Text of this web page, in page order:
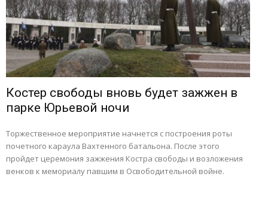
Костер свободы вновь будет зажжен в
парке Юрьевой ночи
Торжественное мероприятие начнется с построения роты
почетного караула Вахтенного батальона. После этого
пройдет церемония зажжения Костра свободы и возложения
венков к мемориалу павшим в Освободительной войне.